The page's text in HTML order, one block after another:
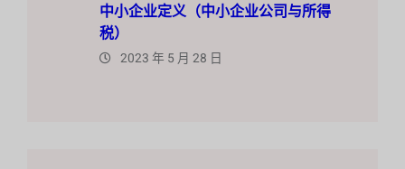
中小企业定义（中小企业公司与所得
税）
2023 年 5 月 28 日